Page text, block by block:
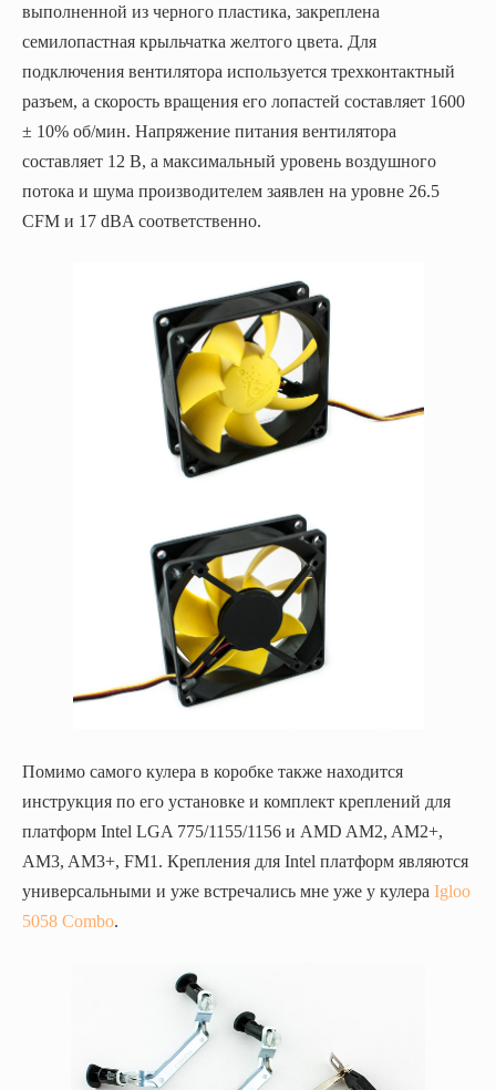
выполненной из черного пластика, закреплена
семилопастная крыльчатка желтого цвета. Для
подключения вентилятора используется трехконтактный
разъем, а скорость вращения его лопастей составляет 1600
± 10% об/мин. Напряжение питания вентилятора
составляет 12 В, а максимальный уровень воздушного
потока и шума производителем заявлен на уровне 26.5
CFM и 17 dBA соответственно.
Помимо самого кулера в коробке также находится
инструкция по его установке и комплект креплений для
платформ Intel LGA 775/1155/1156 и AMD AM2, AM2+,
AM3, AM3+, FM1. Крепления для Intel платформ являются
универсальными и уже встречались мне уже у кулера Igloo
5058 Combo.